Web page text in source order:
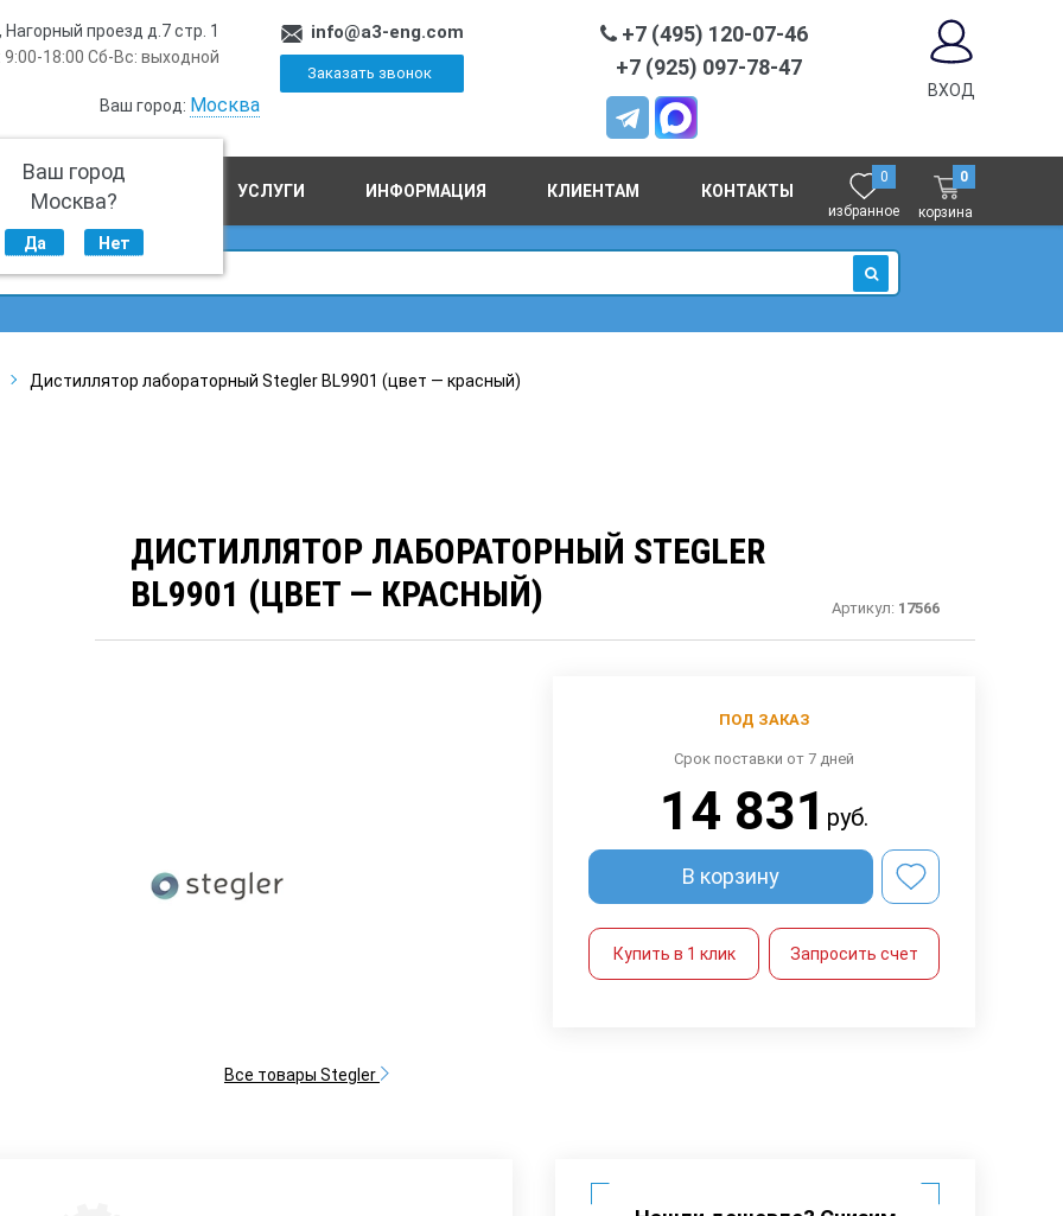
Нагорный проезд д.7 стр. 1
9:00-18:00 Сб-Вс: выходной
Ваш город: Москва
Ваш город
Москва?
Да Нет
info@a3-eng.com
Заказать звонок
+7 (495) 120-07-46
+7 (925) 097-78-47
ВХОД
ПРОИЗВОДСТВО УСЛУГИ ИНФОРМАЦИЯ КЛИЕНТАМ КОНТАКТЫ
0
избранное
0
корзина
ИСКАТЬ
Дистиллятор лабораторный Stegler BL9901 (цвет — красный)
ДИСТИЛЛЯТОР ЛАБОРАТОРНЫЙ STEGLER
BL9901 (ЦВЕТ — КРАСНЫЙ)
Артикул: 17566
Все товары Stegler
ПОД ЗАКАЗ
Срок поставки от 7 дней
14 831 руб.
В корзину
Купить в 1 клик Запросить счет